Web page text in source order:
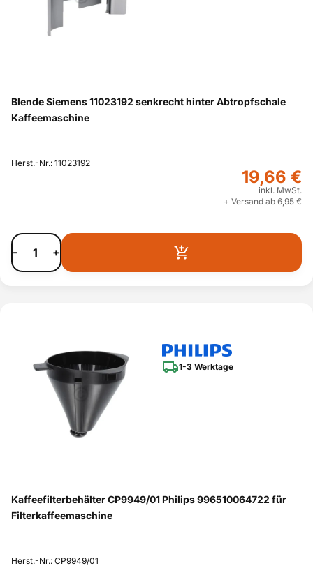
Blende Siemens 11023192 senkrecht hinter Abtropfschale
Kaffeemaschine
Herst.-Nr.: 11023192
19,66 €
inkl. MwSt.
+ Versand ab 6,95 €
- +
1-3 Werktage
Kaffeefilterbehälter CP9949/01 Philips 996510064722 für
Filterkaffeemaschine
Herst.-Nr.: CP9949/01